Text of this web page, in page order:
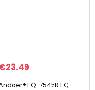
23.49
EQ-7545R EQ